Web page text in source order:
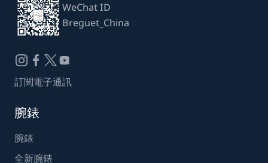
WeChat ID
Breguet_China
訂閱電子通訊
腕錶
腕錶
全新腕錶